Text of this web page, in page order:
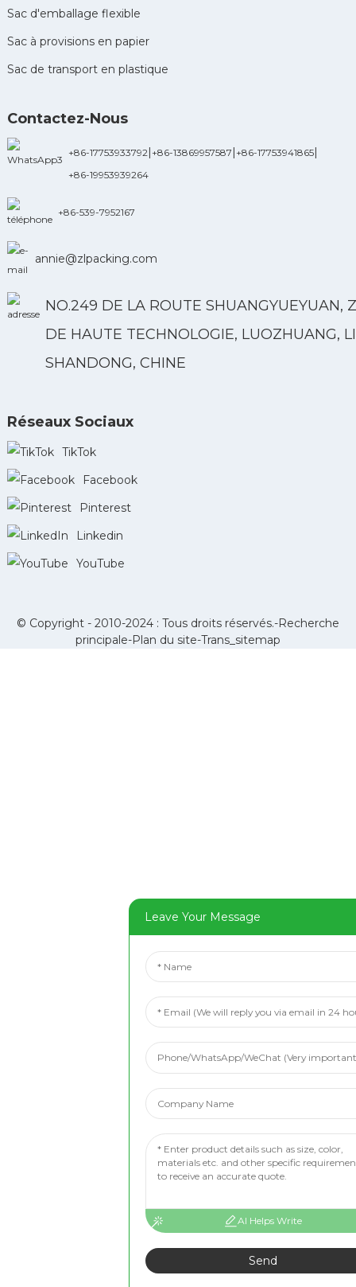
Sac d'emballage flexible
Sac à provisions en papier
Sac de transport en plastique
Contactez-Nous
+86-17753933792| +86-13869957587 +86-17753941865|
+86-19953939264
+86-539-7952167
annie@zlpacking.com
NO.249 DE LA ROUTE SHUANGYUEYUAN,
DE HAUTE TECHNOLOGIE, LUOZHUANG,
SHANDONG, CHINE
Réseaux Sociaux
TikTok
Facebook
Pinterest
Linkedin
YouTube
© Copyright - 2010-2024 : Tous droits réservés.-Recherche
principale-Plan du site-Trans_sitemap
Leave Your Message
AI Helps Write
Send